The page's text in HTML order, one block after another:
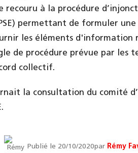
recouru à la procédure
permettant de formuler
les éléments d'information
de procédure prévue par les
collectif.
la consultation du comité
Publié le 20/10/2020par Rémy